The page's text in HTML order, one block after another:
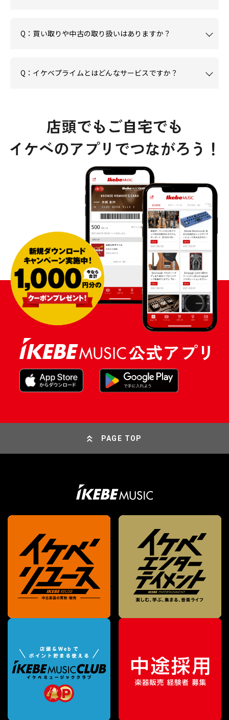
Q：買い取りや中古の取り扱いはありますか？
Q：イケベプライムとはどんなサービスですか？
PAGE TOP